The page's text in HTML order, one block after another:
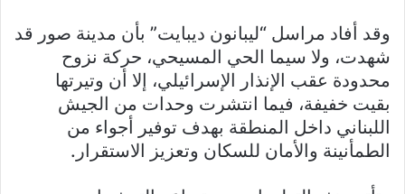
وقد أفاد مراسل “ليبانون ديبايت” بأن مدينة صور قد
شهدت، ولا سيما الحي المسيحي، حركة نزوح
محدودة عقب الإنذار الإسرائيلي، إلا أن وتيرتها
بقيت خفيفة، فيما انتشرت وحدات من الجيش
اللبناني داخل المنطقة بهدف توفير أجواء من
الطمأنينة والأمان للسكان وتعزيز الاستقرار.